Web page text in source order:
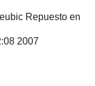
Repuesto en
2007